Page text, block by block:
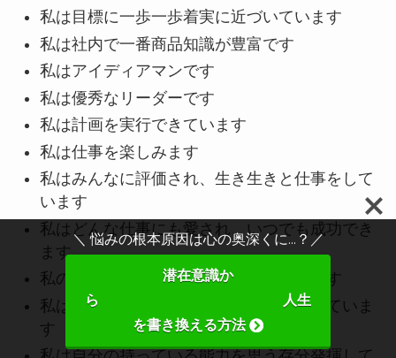
私は目標に一歩一歩着実に近づいています
私は社内で一番商品知識が豊富です
私はアイディアマンです
私は優秀なリーダーです
私は計画を実行できています
私は仕事を楽しみます
私はみんなに評価され、生き生きと仕事をして
います
私はどんな仕事にも愛され、いつでも成功でき
ます
私の仕事は世界に本質的な価値を届けます
私は天職をみつけ、毎日楽しく仕事をしていま
す
＼ 悩みの根本原因は心の奥深くに...？／
潜在意識か
ら 人生
を書き換える方法